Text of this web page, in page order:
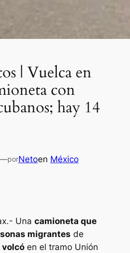
| Vuelca en
con
hay 14
porNetoen México
Una camioneta que
migrantes de
volcóen el tramo Unión